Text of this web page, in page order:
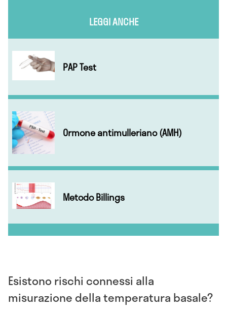
LEGGI ANCHE
PAP Test
Ormone antimulleriano (AMH)
Metodo Billings
Esistono rischi connessi alla
misurazione della temperatura basale?